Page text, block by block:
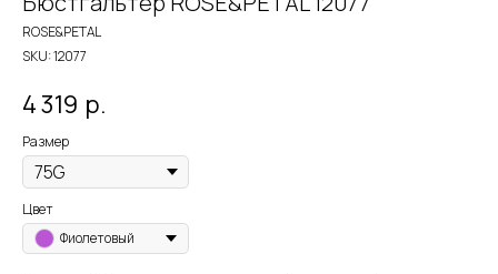
ROSE&PETAL
SKU:12077
4 319 р.
Размер
Цвет
Фиолетовый